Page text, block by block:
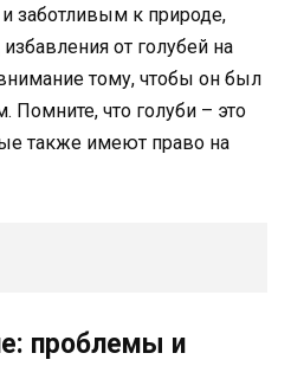
к природе,
от голубей на
тому, чтобы он был
что голуби – это
также имеют право на
проблемы и